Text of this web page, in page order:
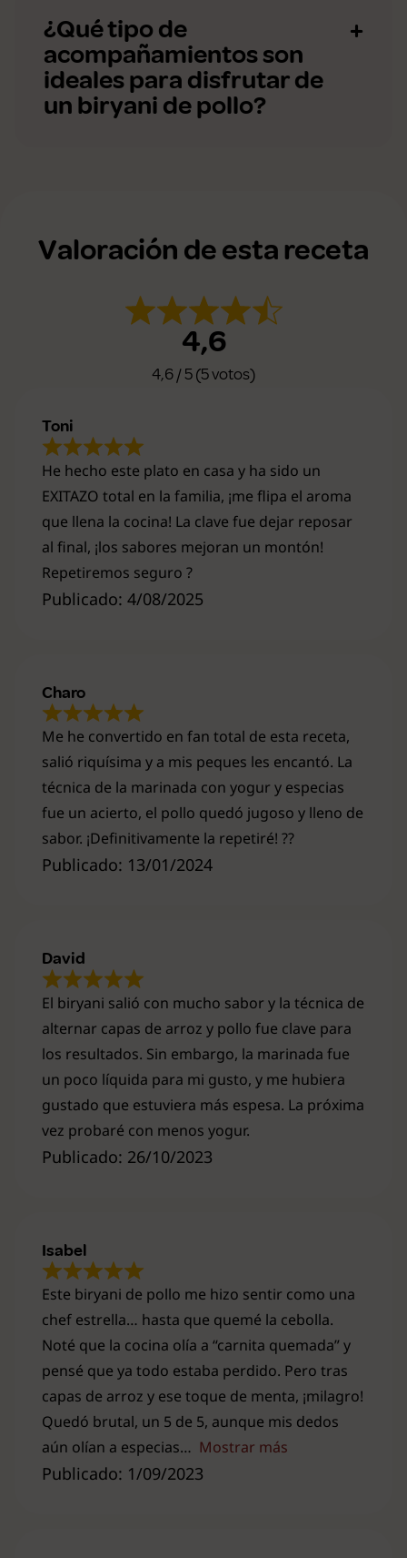
¿Qué tipo de
acompañamientos son
ideales para disfrutar de
un biryani de pollo?
Valoración de esta receta
4,6
4,6 / 5 (5 votos)
Publicado: 4/08/2025
He hecho este plato en casa y ha sido un
EXITAZO total en la familia, ¡me flipa el aroma
que llena la cocina! La clave fue dejar reposar
al final, ¡los sabores mejoran un montón!
Repetiremos seguro ?
Toni
Publicado: 13/01/2024
Me he convertido en fan total de esta receta,
salió riquísima y a mis peques les encantó. La
técnica de la marinada con yogur y especias
fue un acierto, el pollo quedó jugoso y lleno de
sabor. ¡Definitivamente la repetiré! ?️?
Charo
Publicado: 26/10/2023
El biryani salió con mucho sabor y la técnica de
alternar capas de arroz y pollo fue clave para
los resultados. Sin embargo, la marinada fue
un poco líquida para mi gusto, y me hubiera
gustado que estuviera más espesa. La próxima
vez probaré con menos yogur.
David
Publicado: 1/09/2023
Este biryani de pollo me hizo sentir como una
chef estrella… hasta que quemé la cebolla.
Noté que la cocina olía a “carnita quemada” y
pensé que ya todo estaba perdido. Pero tras
capas de arroz y ese toque de menta, ¡milagro!
Quedó brutal, un 5 de 5, aunque mis dedos
aún olían a especias
Mostrar más
Isabel